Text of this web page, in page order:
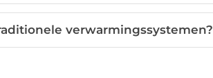
verwarmingssystemen?